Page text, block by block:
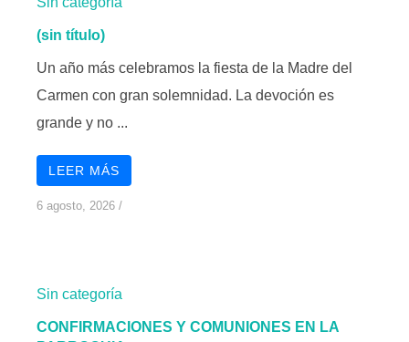
(sin título)
Un año más celebramos la fiesta de la Madre del
Carmen con gran solemnidad. La devoción es
grande y no ...
LEER MÁS
6 agosto, 2026 /
Sin categoría
CONFIRMACIONES Y COMUNIONES EN LA